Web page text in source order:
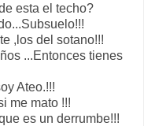
esta el techo?
,los del sotano!!!
...Entonces tienes
Ateo.!!!
me mato !!!
es un derrumbe!!!